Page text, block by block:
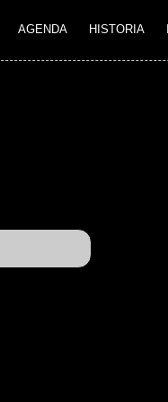
AGENDA HISTORIA